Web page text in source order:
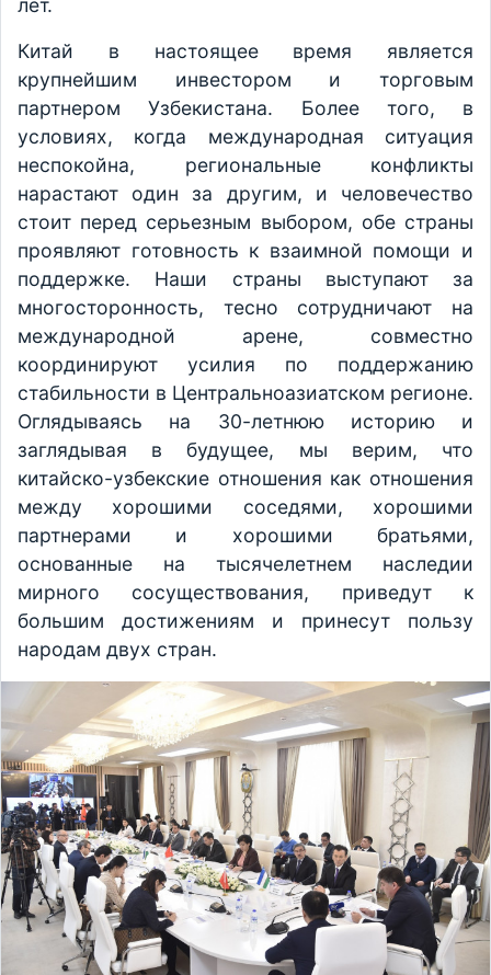
лет.
Китай в настоящее время является
крупнейшим инвестором и торговым
партнером Узбекистана. Более того, в
условиях, когда международная ситуация
неспокойна, региональные конфликты
нарастают один за другим, и человечество
стоит перед серьезным выбором, обе страны
проявляют готовность к взаимной помощи и
поддержке. Наши страны выступают за
многосторонность, тесно сотрудничают на
международной арене, совместно
координируют усилия по поддержанию
стабильности в Центральноазиатском регионе.
Оглядываясь на 30-летнюю историю и
заглядывая в будущее, мы верим, что
китайско-узбекские отношения как отношения
между хорошими соседями, хорошими
партнерами и хорошими братьями,
основанные на тысячелетнем наследии
мирного сосуществования, приведут к
большим достижениям и принесут пользу
народам двух стран.